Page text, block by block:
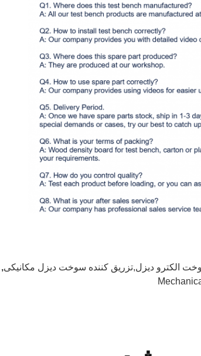
الکترو دیزل,تزریق کننده سوخت دیزل مکانیکی,